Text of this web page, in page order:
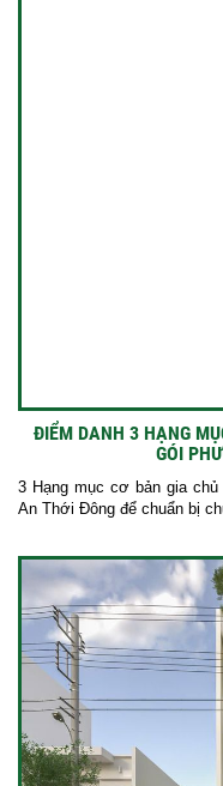
ĐIỂM DANH 3 HẠNG
GÓI
3 Hạng mục cơ bản gia
An Thới Đông để chuẩn bị